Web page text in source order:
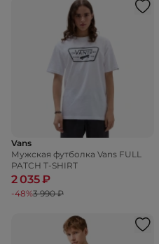
Vans
Мужская футболка Vans FULL
PATCH T-SHIRT
2 035 ₽
-48%3 990 ₽